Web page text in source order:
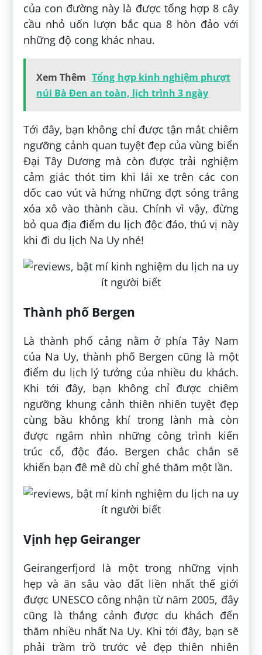
của con đường này là được tổng hợp 8 cây
cầu nhỏ uốn lượn bắc qua 8 hòn đảo với
những độ cong khác nhau.
Xem Thêm Tổng hợp kinh nghiệm phượt
núi Bà Đen an toàn, lịch trình 3 ngày
Tới đây, bạn không chỉ được tận mắt chiêm
ngưỡng cảnh quan tuyệt đẹp của vùng biển
Đại Tây Dương mà còn được trải nghiệm
cảm giác thót tim khi lái xe trên các con
dốc cao vút và hứng những đợt sóng trắng
xóa xô vào thành cầu. Chính vì vậy, đừng
bỏ qua địa điểm du lịch độc đáo, thú vị này
khi đi du lịch Na Uy nhé!
Thành phố Bergen
Là thành phố cảng nằm ở phía Tây Nam
của Na Uy, thành phố Bergen cũng là một
điểm du lịch lý tưởng của nhiều du khách.
Khi tới đây, bạn không chỉ được chiêm
ngưỡng khung cảnh thiên nhiên tuyệt đẹp
cùng bầu không khí trong lành mà còn
được ngắm nhìn những công trình kiến
trúc cổ, độc đáo. Bergen chắc chắn sẽ
khiến bạn đê mê dù chỉ ghé thăm một lần.
Vịnh hẹp Geiranger
Geirangerfjord là một trong những vịnh
hẹp và ăn sâu vào đất liền nhất thế giới
được UNESCO công nhận từ năm 2005, đây
cũng là thắng cảnh được du khách đến
thăm nhiều nhất Na Uy. Khi tới đây, bạn sẽ
phải trầm trồ trước vẻ đẹp thiên nhiên